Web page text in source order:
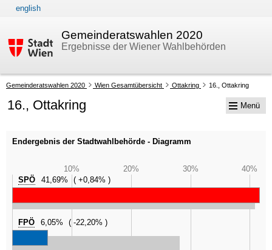
Gemeinderatswahlen 2020
Ergebnisse der Wiener Wahlbehörden
english
Ihre
Position:
Gemeinderatswahlen 2020 Wien Gesamtübersicht Ottakring 16., Ottakring
16., Ottakring
Endergebnis der Stadtwahlbehörde - Diagramm
10% 20% 30%
40%
SPÖ
41,69% +0,84%
FPÖ 6,05% -22,20%
Menü